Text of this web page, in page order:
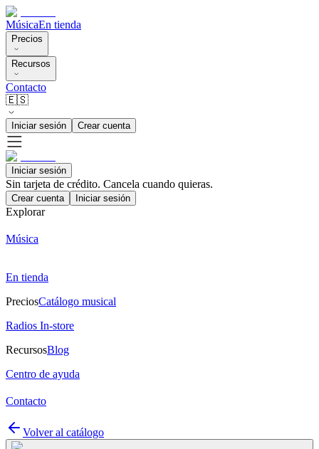
MúsicaEn tienda
Precios
Recursos
Contacto
🇪🇸
Iniciar sesión Crear cuenta
Iniciar sesión
Sin tarjeta de crédito. Cancela cuando quieras.
Crear cuenta Iniciar sesión
Explorar
Música
En tienda
PreciosCatálogo musical
Radios In-store
RecursosBlog
Centro de ayuda
Contacto
Volver al catálogo